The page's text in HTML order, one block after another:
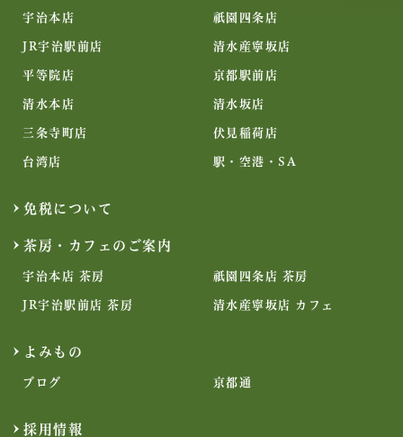
宇治本店 祇園四条店
JR宇治駅前店 清水産寧坂店
平等院店 京都駅前店
清水本店 清水坂店
三条寺町店 伏見稲荷店
台湾店 駅・空港・SA
免税について
茶房・カフェのご案内
宇治本店 茶房 祇園四条店 茶房
JR宇治駅前店 茶房 清水産寧坂店 カフェ
よみもの
ブログ 京都通
採用情報